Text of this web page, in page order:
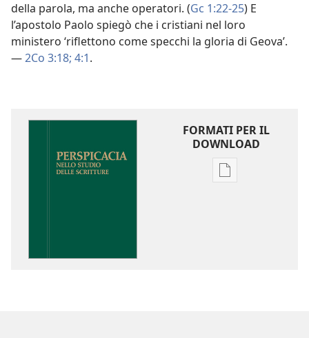
della parola, ma anche operatori. (Gc 1:22-25) E
l’apostolo Paolo spiegò che i cristiani nel loro
ministero ‘riflettono come specchi la gloria di Geova’.
—2Co 3:18; 4:1.
FORMATI PER IL
DOWNLOAD
Opzioni